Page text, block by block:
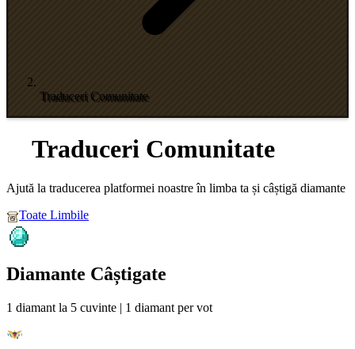
Traduceri Comunitate
Traduceri Comunitate
Ajută la traducerea platformei noastre în limba ta și câștigă diamante
Toate Limbile
Diamante Câștigate
1 diamant la 5 cuvinte | 1 diamant per vot